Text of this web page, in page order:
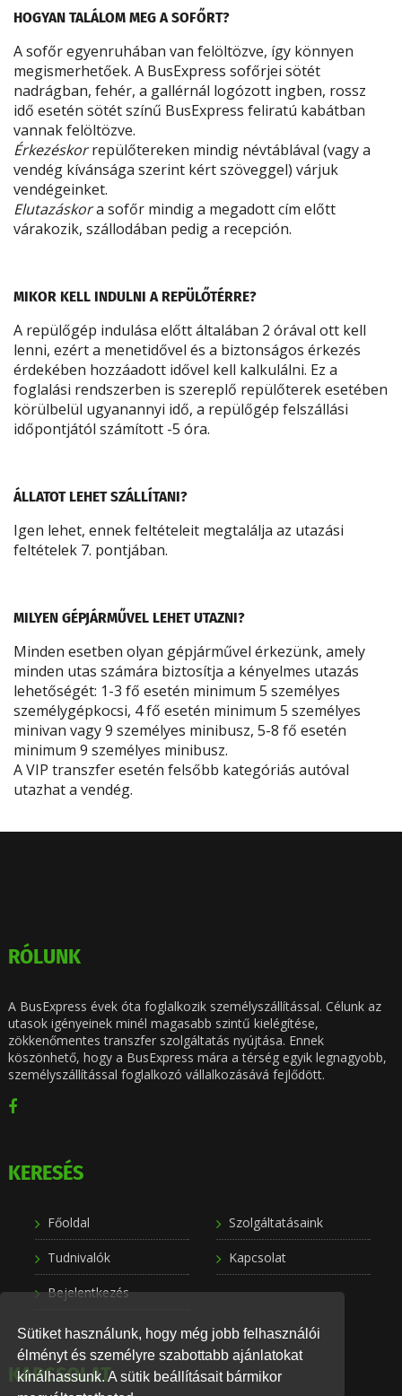
Sütiket használunk, hogy még jobb felhasználói
élményt és személyre szabottabb ajánlatokat
kínálhassunk. A sütik beállításait bármikor
HOGYAN TALÁLOM MEG A SOFŐRT?
A sofőr egyenruhában van felöltözve, így könnyen
megismerhetőek. A BusExpress sofőrjei sötét
nadrágban, fehér, a gallérnál logózott ingben, rossz
idő esetén sötét színű BusExpress feliratú kabátban
vannak felöltözve.
Érkezéskorrepülőtereken mindig névtáblával (vagy a
vendég kívánsága szerint kért szöveggel) várjuk
vendégeinket.
Elutazáskora sofőr mindig a megadott cím előtt
várakozik, szállodában pedig a recepción.
MIKOR KELL INDULNI A REPÜLŐTÉRRE?
A repülőgép indulása előtt általában 2 órával ott kell
lenni, ezért a menetidővel és a biztonságos érkezés
érdekében hozzáadott idővel kell kalkulálni. Ez a
foglalási rendszerben is szereplő repülőterek esetében
körülbelül ugyanannyi idő, a repülőgép felszállási
időpontjától számított -5 óra.
ÁLLATOT LEHET SZÁLLÍTANI?
Igen lehet, ennek feltételeit megtalálja az utazási
feltételek 7. pontjában.
MILYEN GÉPJÁRMŰVEL LEHET UTAZNI?
Minden esetben olyan gépjárművel érkezünk, amely
minden utas számára biztosítja a kényelmes utazás
lehetőségét: 1-3 fő esetén minimum 5 személyes
személygépkocsi, 4 fő esetén minimum 5 személyes
minivan vagy 9 személyes minibusz, 5-8 fő esetén
minimum 9 személyes minibusz.
A VIP transzfer esetén felsőbb kategóriás autóval
utazhat a vendég.
RÓLUNK
A BusExpress évek óta foglalkozik személyszállítással. Célunk az
utasok igényeinek minél magasabb szintű kielégítése,
zökkenőmentes transzfer szolgáltatás nyújtása. Ennek
köszönhető, hogy a BusExpress mára a térség egyik legnagyobb,
személyszállítással foglalkozó vállalkozásává fejlődött.
KERESÉS
Főoldal Szolgáltatásaink
Tudnivalók Kapcsolat
Bejelentkezés
KAPCSOLAT